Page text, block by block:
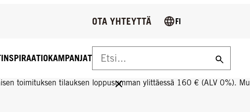
toimituksen tilauksen loppusumman ylittäessä 160 € (ALV 0%).
INSPIRAATIOKAMPANJAT
OTA YHTEYTTÄ FI